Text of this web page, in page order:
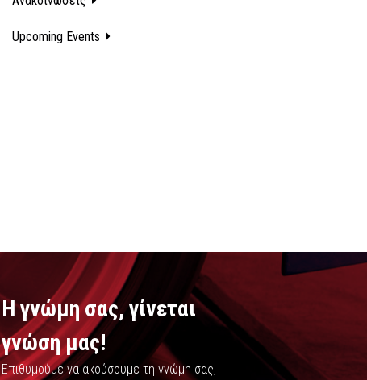
Upcoming Events
Η γνώμη σας, γίνεται
γνώση μας!
Επιθυμούμε να ακούσουμε τη γνώμη σας,